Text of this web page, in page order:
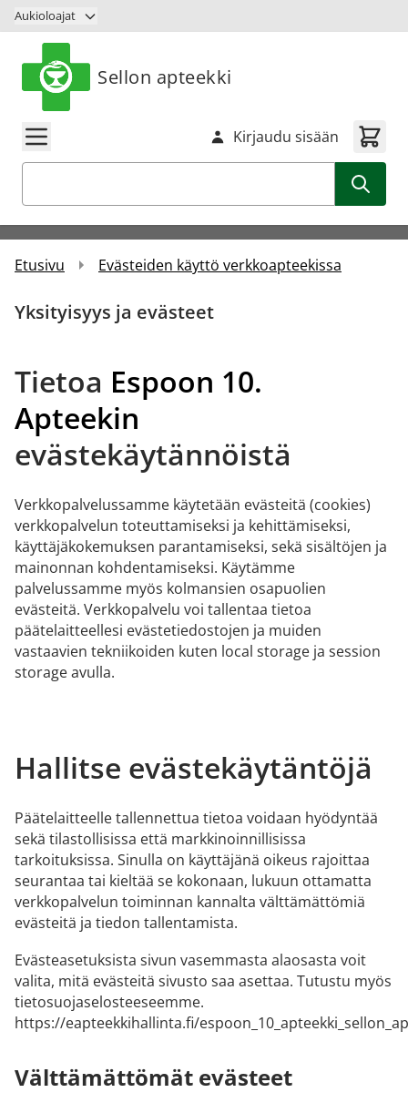
Siirry sisältöön
Aukioloajat
Sellon apteekki
Kirjaudu sisään
Etusivu Evästeiden käyttö verkkoapteekissa
Yksityisyys ja evästeet
Tietoa Espoon 10.
Apteekin
evästekäytännöistä
Verkkopalvelussamme käytetään evästeitä (cookies)
verkkopalvelun toteuttamiseksi ja kehittämiseksi,
käyttäjäkokemuksen parantamiseksi, sekä sisältöjen ja
mainonnan kohdentamiseksi. Käytämme
palvelussamme myös kolmansien osapuolien
evästeitä. Verkkopalvelu voi tallentaa tietoa
päätelaitteellesi evästetiedostojen ja muiden
vastaavien tekniikoiden kuten local storage ja session
storage avulla.
Hallitse evästekäytäntöjä
Päätelaitteelle tallennettua tietoa voidaan hyödyntää
sekä tilastollisissa että markkinoinnillisissa
tarkoituksissa. Sinulla on käyttäjänä oikeus rajoittaa
seurantaa tai kieltää se kokonaan, lukuun ottamatta
verkkopalvelun toiminnan kannalta välttämättömiä
evästeitä ja tiedon tallentamista.
Evästeasetuksista sivun vasemmasta alaosasta voit
valita, mitä evästeitä sivusto saa asettaa. Tutustu myös
tietosuojaselosteeseemme.
https://eapteekkihallinta.fi/
Välttämättömät evästeet